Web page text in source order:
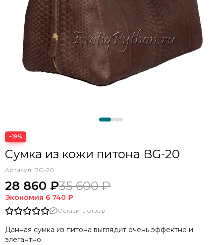
−19%
Сумка из кожи питона BG-20
Артикул: BG-20
28 860 ₽35 600 ₽
Экономия 6 740 ₽
Оставить отзыв
Данная сумка из питона выглядит очень эффектно и
элегантно.